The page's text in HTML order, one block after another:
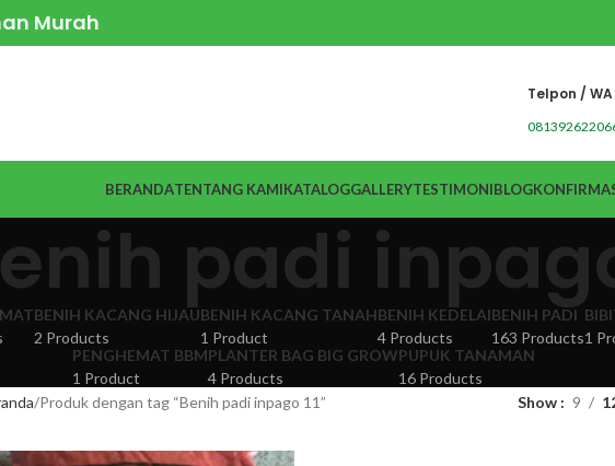
Murah
Telpon / WA
BERANDATENTANG KAMIKATALOGGALLERYTESTIMONIBLOG
padi
BENIH KACANG HIJAU
2 Products
BENIH KACANG TANAH
1 Product
BENIH KEDELAI
4 Products
BENIH PADI
163 Products1
PENGHEMAT BBM
1 Product
PLANTER BAG BIG GROW
4 Products
PUPUK TANAMAN
16 Products
Produk dengan tag “Benih padi inpago 11” Show 9